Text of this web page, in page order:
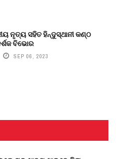
ନୃତ୍ୟ ସହିତ ହିନ୍ଦୁସ୍ଥାନୀ କଣ୍ଠ
ବିଭୋର
SEP 06, 2023